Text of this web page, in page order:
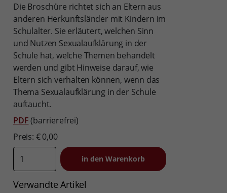
Die Broschüre richtet sich an Eltern aus
anderen Herkunftsländer mit Kindern im
Schulalter. Sie erläutert, welchen Sinn
und Nutzen Sexualaufklärung in der
Schule hat, welche Themen behandelt
werden und gibt Hinweise darauf, wie
Eltern sich verhalten können, wenn das
Thema Sexualaufklärung in der Schule
auftaucht.
PDF(barrierefrei)
Preis: € 0,00
Verwandte Artikel